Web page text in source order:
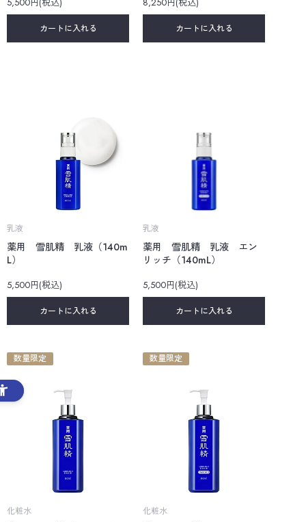
5,500円(税込)
カートに入れる
8,250円(税込)
カートに入れる
乳液
薬用 雪肌精 乳液（140m
L）
5,500円(税込)
カートに入れる
乳液
薬用 雪肌精 乳液 エン
リッチ（140mL）
5,500円(税込)
カートに入れる
数量限定
化粧水
数量限定
化粧水